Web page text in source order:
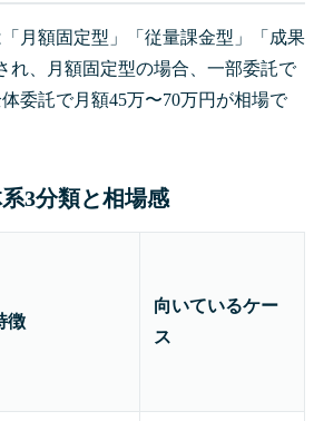
月額固定型」「従量課金型」「成果
れ、月額固定型の場合、一部委託で
委託で月額45万〜70万円が相場で
3分類と相場感
徴
向いているケー
ス